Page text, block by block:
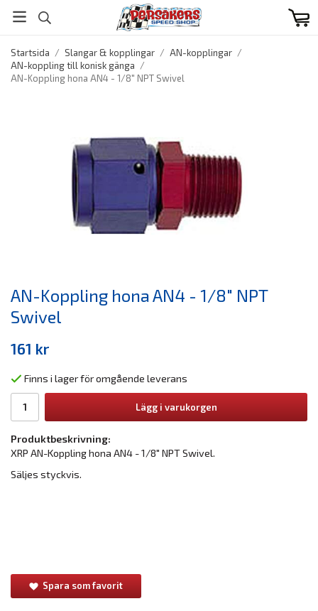
Startsida / Slangar & kopplingar / AN-kopplingar /
AN-koppling till konisk gänga /
AN-Koppling hona AN4 - 1/8" NPT Swivel
AN-Koppling hona AN4 - 1/8" NPT
Swivel
161 kr
Finns i lager för omgående leverans
Lägg i varukorgen
Produktbeskrivning:
XRP AN-Koppling hona AN4 - 1/8" NPT Swivel.
Säljes styckvis.
Spara som favorit